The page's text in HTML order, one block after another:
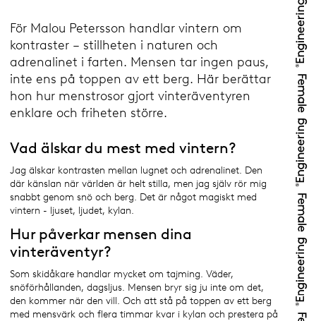
För Malou Petersson handlar vintern om
kontraster – stillheten i naturen och
adrenalinet i farten. Mensen tar ingen paus,
inte ens på toppen av ett berg. Här berättar
hon hur menstrosor gjort vinteräventyren
enklare och friheten större.
Vad älskar du mest med vintern?
Jag älskar kontrasten mellan lugnet och adrenalinet. Den
där känslan när världen är helt stilla, men jag själv rör mig
snabbt genom snö och berg. Det är något magiskt med
vintern - ljuset, ljudet, kylan.
Hur påverkar mensen dina
vinteräventyr?
Som skidåkare handlar mycket om tajming. Väder,
snöförhållanden, dagsljus. Mensen bryr sig ju inte om det,
den kommer när den vill. Och att stå på toppen av ett berg
med mensvärk och flera timmar kvar i kylan och prestera på